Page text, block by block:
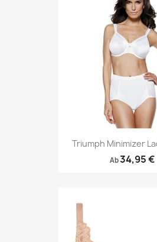
Triumph Minimizer
Ab34,95 €